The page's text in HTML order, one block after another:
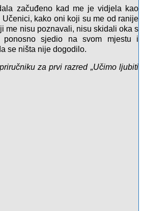
začuđeno kad me je vidjela kao
Učenici, kako oni koji su me od ranije
me nisu poznavali, nisu skidali oka s
sjedio na svom mjestu i
se ništa nije dogodilo.
za prvi razred „Učimo ljubiti